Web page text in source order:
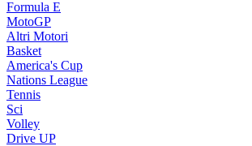
Formula E
MotoGP
Altri Motori
Basket
America's Cup
Nations League
Tennis
Sci
Volley
Drive UP